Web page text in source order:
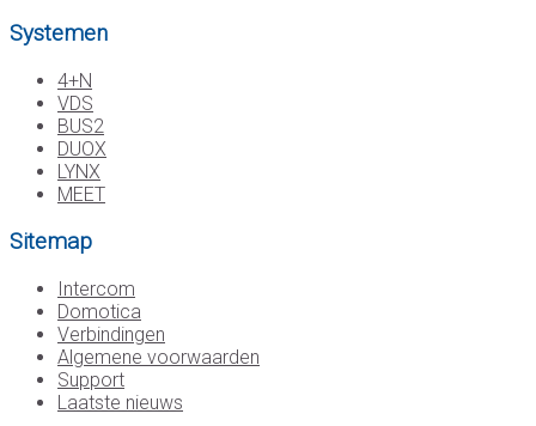
Systemen
4+N
VDS
BUS2
DUOX
LYNX
MEET
Sitemap
Intercom
Domotica
Verbindingen
Algemene voorwaarden
Support
Laatste nieuws